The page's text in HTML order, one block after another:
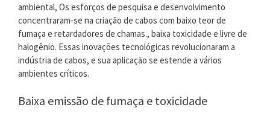
ambiental, Os esforços de pesquisa e desenvolvimento
concentraram-se na criação de cabos com baixo teor de
fumaça e retardadores de chamas., baixa toxicidade e livre de
halogênio. Essas inovações tecnológicas revolucionaram a
indústria de cabos, e sua aplicação se estende a vários
ambientes críticos.
Baixa emissão de fumaça e toxicidade